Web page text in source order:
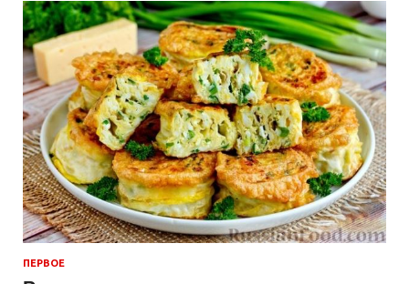
ПЕРВОЕ